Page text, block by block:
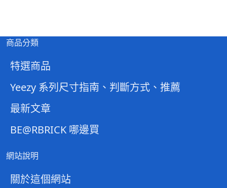
商品分類
特選商品
Yeezy 系列尺寸指南、判斷方式、推薦
最新文章
BE@RBRICK 哪邊買
網站說明
關於這個網站